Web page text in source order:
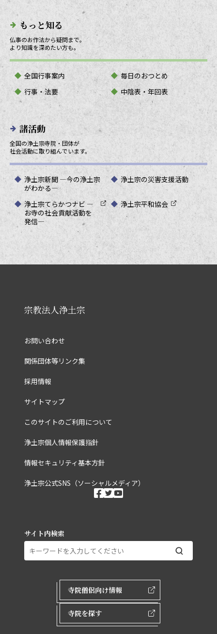
もっと知る
仏事のお作法から疑問まで。
より知識を深めたい方も。
全国行事案内
毎日のおつとめ
行事・法要
中陰表・年回表
諸活動
全国の浄土宗寺院・団体が
社会活動に取り組んでいます。
浄土宗新聞 ―今の浄土宗
がわかる―
浄土宗の災害支援活動
浄土宗てらかつナビ ―
お寺の社会貢献活動を
発信―
浄土宗平和協会
宗教法人浄土宗
お問い合わせ
関係団体等リンク集
採用情報
サイトマップ
このサイトのご利用について
浄土宗個人情報保護指針
情報セキュリティ基本方針
浄土宗公式SNS（ソーシャルメディア）
ソーシャルメディ
facebook
twitter
サイト内検索
外部ページリンク
寺院僧侶向け情報
寺院を探す